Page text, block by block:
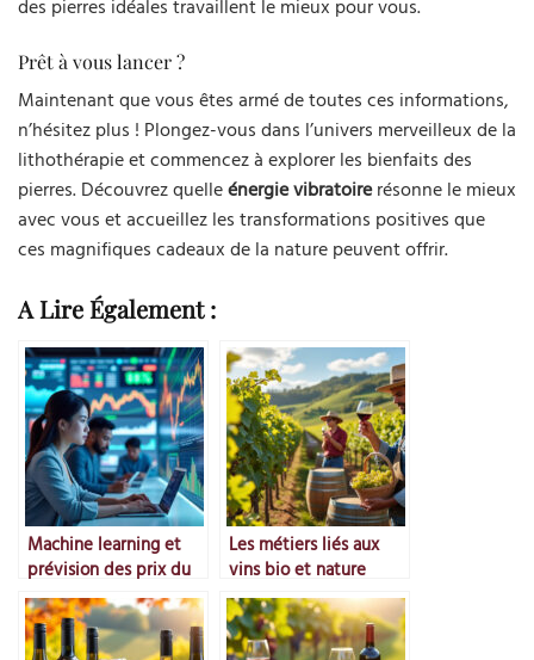
des pierres idéales travaillent le mieux pour vous.
Prêt à vous lancer ?
Maintenant que vous êtes armé de toutes ces informations,
n’hésitez plus ! Plongez-vous dans l’univers merveilleux de la
lithothérapie et commencez à explorer les bienfaits des
pierres. Découvrez quelleénergie vibratoirerésonne le mieux
avec vous et accueillez les transformations positives que
ces magnifiques cadeaux de la nature peuvent offrir.
A Lire Également :
Machine learning et
prévision des prix du
marché
Les métiers liés aux
vins bio et nature